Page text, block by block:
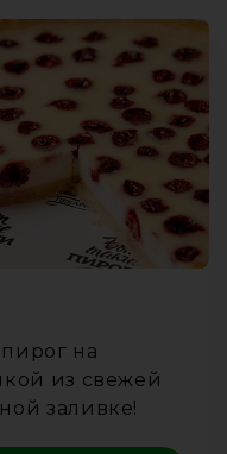
на
из свежей
заливке!